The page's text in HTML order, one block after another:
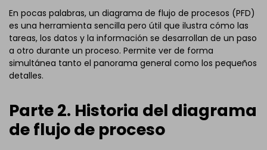
En pocas palabras, un diagrama de flujo de procesos (PFD)
es una herramienta sencilla pero útil que ilustra cómo las
tareas, los datos y la información se desarrollan de un paso
a otro durante un proceso. Permite ver de forma
simultánea tanto el panorama general como los pequeños
detalles.
Parte 2. Historia del diagrama
de flujo de proceso